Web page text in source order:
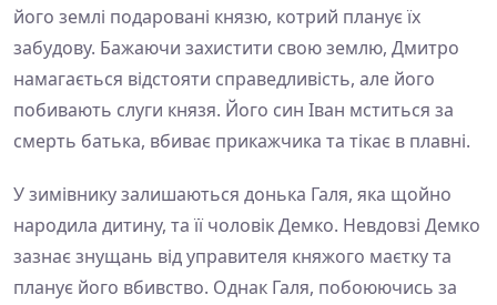
його землі подаровані князю, котрий планує їх
забудову. Бажаючи захистити свою землю, Дмитро
намагається відстояти справедливість, але його
побивають слуги князя. Його син Іван мститься за
смерть батька, вбиває прикажчика та тікає в плавні.
У зимівнику залишаються донька Галя, яка щойно
народила дитину, та її чоловік Демко. Невдовзі Демко
зазнає знущань від управителя княжого маєтку та
планує його вбивство. Однак Галя, побоюючись за